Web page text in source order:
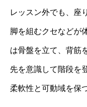
レッスン外でも、座
脚を組むクセなどが
は骨盤を立て、背筋
先を意識して階段を
柔軟性と可動域を保